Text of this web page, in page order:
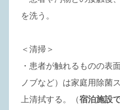
を洗う。
＜清掃＞
・患者が触れるものの表
ノブなど）は家庭用除菌
上清拭する。（宿泊施設